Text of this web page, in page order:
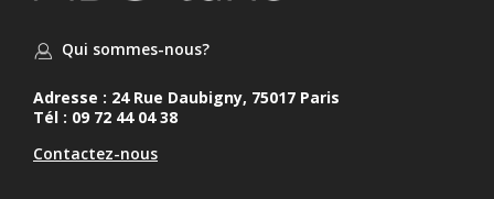
Qui sommes-nous?
Adresse : 24 Rue Daubigny, 75017 Paris
Tél : 09 72 44 04 38
Contactez-nous